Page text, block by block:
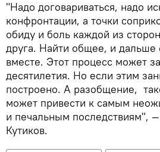
"Надо договариваться, надо
конфронтации, а точки
обиду и боль каждой из
друга. Найти общее, и дальше
вместе. Этот процесс может
десятилетия. Но если этим
построено. А разобщение,
может привести к самым
и печальным последствиям",
Кутиков.